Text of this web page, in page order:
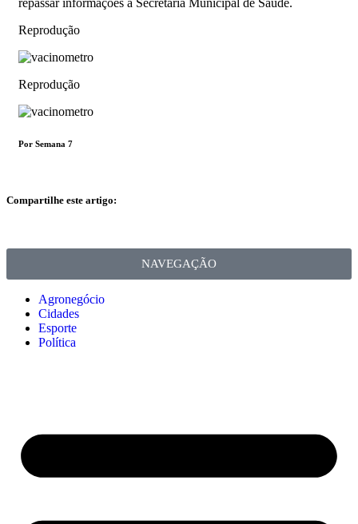
Reprodução
Reprodução
Por Semana 7
Compartilhe este artigo:
NAVEGAÇÃO
Agronegócio
Cidades
Esporte
Política